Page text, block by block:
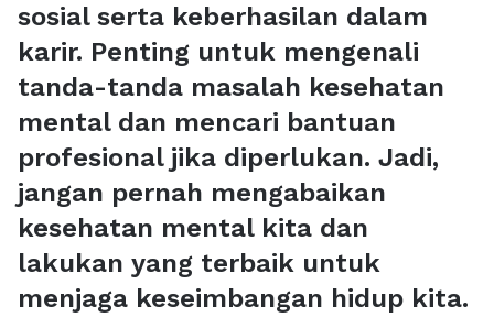
sosial serta keberhasilan dalam
karir. Penting untuk mengenali
tanda-tanda masalah kesehatan
mental dan mencari bantuan
profesional jika diperlukan. Jadi,
jangan pernah mengabaikan
kesehatan mental kita dan
lakukan yang terbaik untuk
menjaga keseimbangan hidup kita.